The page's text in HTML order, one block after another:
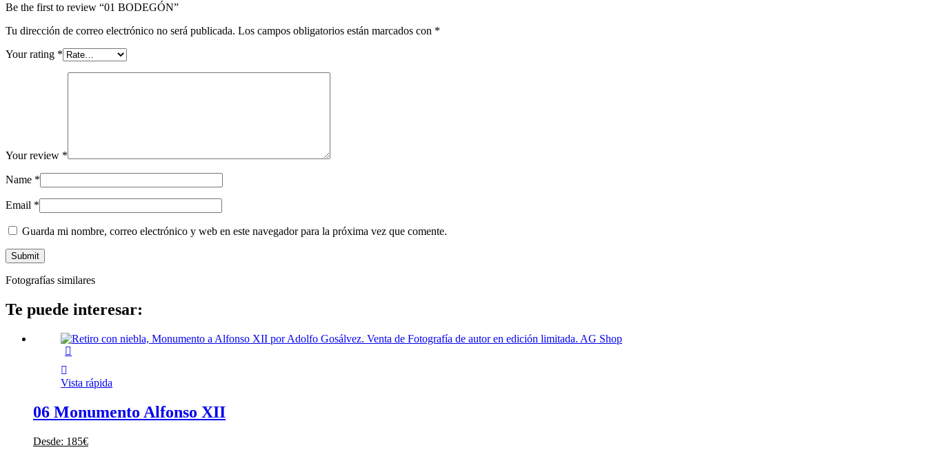
Be the first to review “01 BODEGÓN”
Tu dirección de correo electrónico no será publicada. Los campos obligatorios están marcados con *
Your rating *
Your review *
Name *
Email *
Guarda mi nombre, correo electrónico y web en este navegador para la próxima vez que comente.
Fotografías similares
Te puede interesar:
Vista rápida
06 Monumento Alfonso XII
Desde: 185€